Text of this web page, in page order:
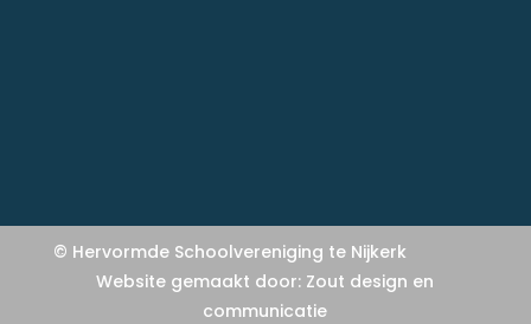
© Hervormde Schoolvereniging te Nijkerk
Website gemaakt door: Zout design en
communicatie